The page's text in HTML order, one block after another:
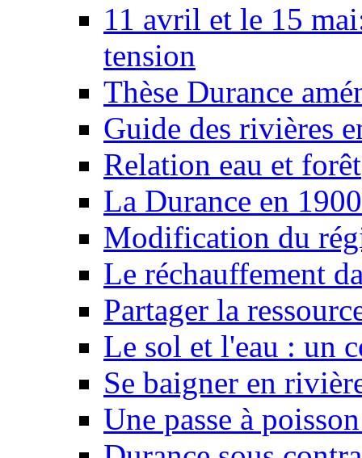
11 avril et le 15
tension
Thèse Durance
Guide des rivières
Relation eau et forêt
La Durance en 1900
Modification du
Le réchauffement
Partager la
Le sol et l'eau : un
Se baigner en
Une passe à